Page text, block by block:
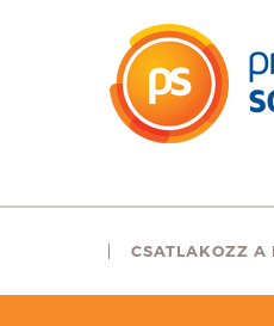
CSATLAKOZZ A